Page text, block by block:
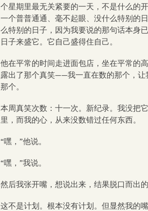
个星期里最无关紧要的一天，不是什么的
一个普普通通、毫不起眼、没什么特别的
么特别的日子，因为我要说的那句话本身
日子来盛它。它自己盛得住自己。
他在平常的时间走进面包店，坐在平常的
露出了那个真笑——我一直在数的那个，让
那个。
本周真笑次数：十一次。新纪录。我没把
里，而我的心，从来没数错过任何东西。
“嘿，”他说。
“嘿，”我说。
然后我张开嘴，想说出来，结果脱口而出
这不是计划。根本没有计划。但显然我的